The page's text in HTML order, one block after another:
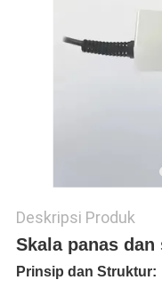
Deskripsi Produk
Skala panas
Prinsip dan Struktur: